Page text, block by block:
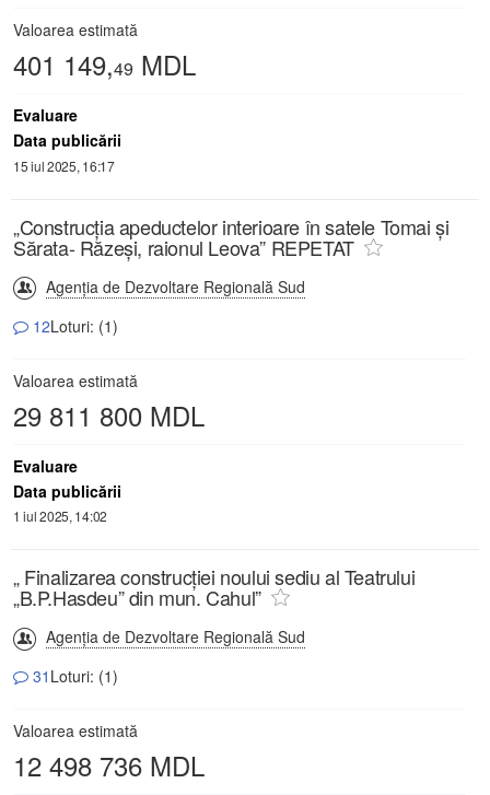
Valoarea estimată
401 149,49 MDL
Evaluare
Data publicării
15 iul 2025, 16:17
„Construcția apeductelor interioare în satele Tomai și
Sărata- Răzeși, raionul Leova” REPETAT
Agenția de Dezvoltare Regională Sud
12Loturi: (1)
Valoarea estimată
29 811 800 MDL
Evaluare
Data publicării
1 iul 2025, 14:02
„ Finalizarea construcției noului sediu al Teatrului
„B.P.Hasdeu” din mun. Cahul”
Agenția de Dezvoltare Regională Sud
31 Loturi: (1)
Valoarea estimată
12 498 736 MDL